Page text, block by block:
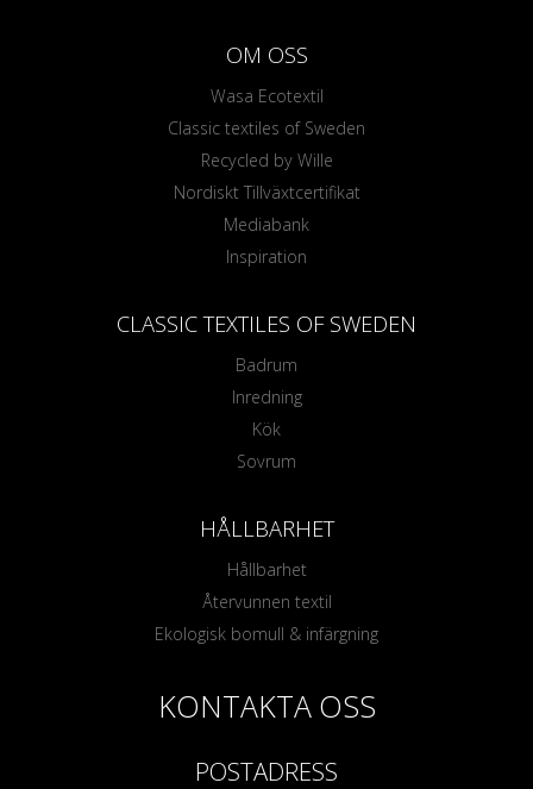
OM OSS
Wasa Ecotextil
Classic textiles of Sweden
Recycled by Wille
Nordiskt Tillväxtcertifikat
Mediabank
Inspiration
CLASSIC TEXTILES OF SWEDEN
Badrum
Inredning
Kök
Sovrum
HÅLLBARHET
Hållbarhet
Återvunnen textil
Ekologisk bomull & infärgning
KONTAKTA OSS
POSTADRESS